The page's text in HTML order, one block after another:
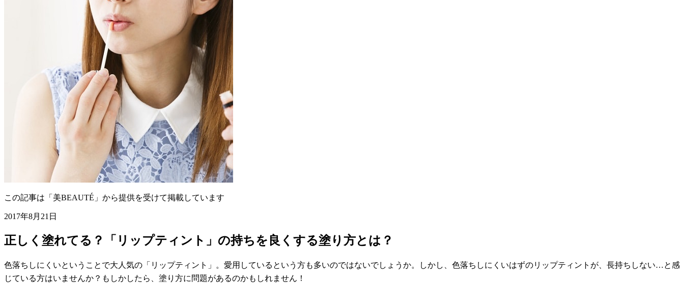
この記事は「美BEAUTÉ」から提供を受けて掲載しています
2017年8月21日
正しく塗れてる？「リップティント」の持ちを良くする塗り方とは？
色落ちしにくいということで大人気の「リップティント」。愛用しているという方も多いのではないでしょうか。しかし、色落ちしにくいはずのリップティントが、長持ちしない…と感
じている方はいませんか？もしかしたら、塗り方に問題があるのかもしれません！